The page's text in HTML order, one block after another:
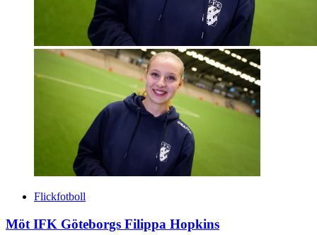
Flickfotboll
Möt IFK Göteborgs Filippa Hopkins